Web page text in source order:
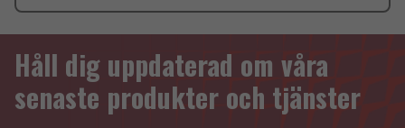
Håll dig uppdaterad om våra
senaste produkter och tjänster